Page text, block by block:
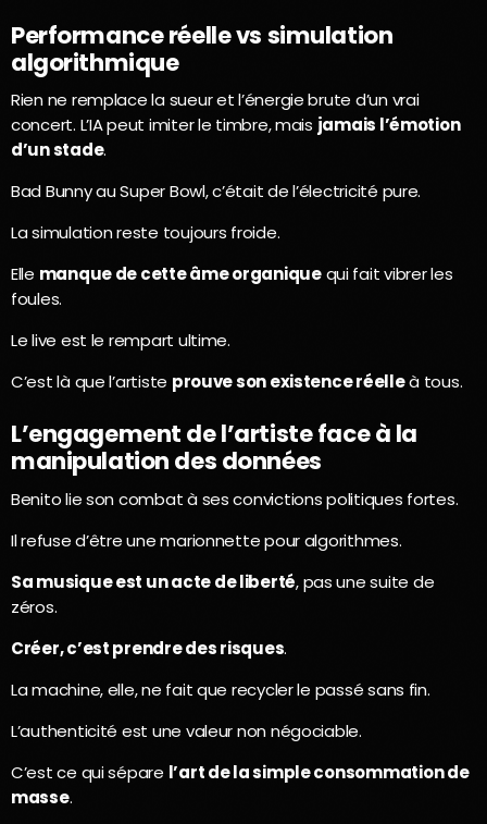
Performance réelle vs simulation
algorithmique
Rien ne remplace la sueur et l’énergie brute d’un vrai
concert. L’IA peut imiter le timbre, mais jamais l’émotion
d’un stade.
Bad Bunny au Super Bowl, c’était de l’électricité pure.
La simulation reste toujours froide.
Elle manque de cette âme organiquequi fait vibrer les
foules.
Le live est le rempart ultime.
C’est là que l’artiste prouve son existence réelleà tous.
L’engagement de l’artiste face à la
manipulation des données
Benito lie son combat à ses convictions politiques fortes.
Il refuse d’être une marionnette pour algorithmes.
Sa musique est un acte de liberté, pas une suite de
zéros.
Créer, c’est prendre des risques.
La machine, elle, ne fait que recycler le passé sans fin.
L’authenticité est une valeur non négociable.
C’est ce qui sépare l’art de la simple consommation de
masse.